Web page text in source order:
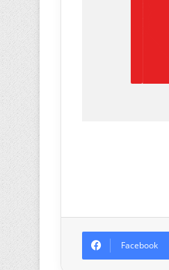
Facebook